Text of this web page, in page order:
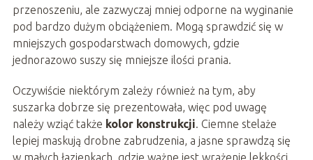
przenoszeniu, ale zazwyczaj mniej odporne na wyginanie
pod bardzo dużym obciążeniem. Mogą sprawdzić się w
mniejszych gospodarstwach domowych, gdzie
jednorazowo suszy się mniejsze ilości prania.
Oczywiście niektórym zależy również na tym, aby
suszarka dobrze się prezentowała, więc pod uwagę
należy wziąć także kolor konstrukcji. Ciemne stelaże
lepiej maskują drobne zabrudzenia, a jasne sprawdzą się
w małych łazienkach, gdzie ważne jest wrażenie lekkości.